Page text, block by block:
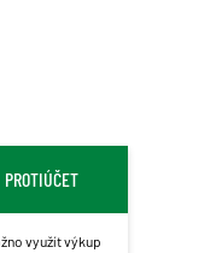
PROTIÚČET
využít výkup